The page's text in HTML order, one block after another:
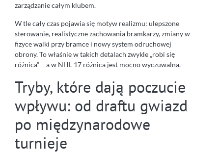
zarządzanie całym klubem.
W tle cały czas pojawia się motyw realizmu: ulepszone
sterowanie, realistyczne zachowania bramkarzy, zmiany w
fizyce walki przy bramce i nowy system odruchowej
obrony. To właśnie w takich detalach zwykle „robi się
różnica” – a w NHL 17 różnica jest mocno wyczuwalna.
Tryby, które dają poczucie
wpływu: od draftu gwiazd
po międzynarodowe
turnieje